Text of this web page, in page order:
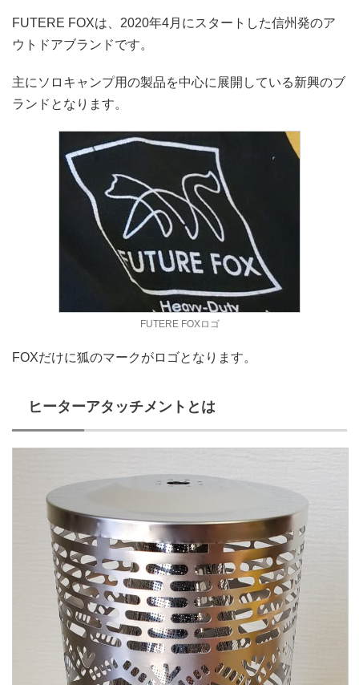
FUTERE FOXは、2020年4月にスタートした信州発のア
ウトドアブランドです。
主にソロキャンプ用の製品を中心に展開している新興のブ
ランドとなります。
FUTERE FOXロゴ
FOXだけに狐のマークがロゴとなります。
ヒーターアタッチメントとは